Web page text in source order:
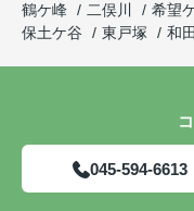
鶴ケ峰
二俣川 希望
保土ケ谷
東戸塚 和
045-594-6613